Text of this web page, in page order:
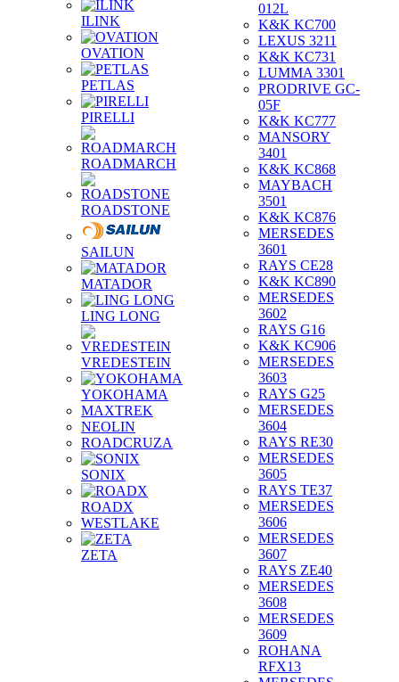
ILINK
OVATION
PETLAS
PIRELLI
ROADMARCH
ROADSTONE
SAILUN
MATADOR
LING LONG
VREDESTEIN
YOKOHAMA
MAXTREK
NEOLIN
ROADCRUZA
SONIX
ROADX
WESTLAKE
ZETA
012L
K&K KC700
LEXUS 3211
K&K KC731
LUMMA 3301
PRODRIVE GC-
05F
K&K KC777
MANSORY
3401
K&K KC868
MAYBACH
3501
K&K KC876
MERSEDES
3601
RAYS CE28
K&K KC890
MERSEDES
3602
RAYS G16
K&K KC906
MERSEDES
3603
RAYS G25
MERSEDES
3604
RAYS RE30
MERSEDES
3605
RAYS TE37
MERSEDES
3606
MERSEDES
3607
RAYS ZE40
MERSEDES
3608
MERSEDES
3609
ROHANA
RFX13